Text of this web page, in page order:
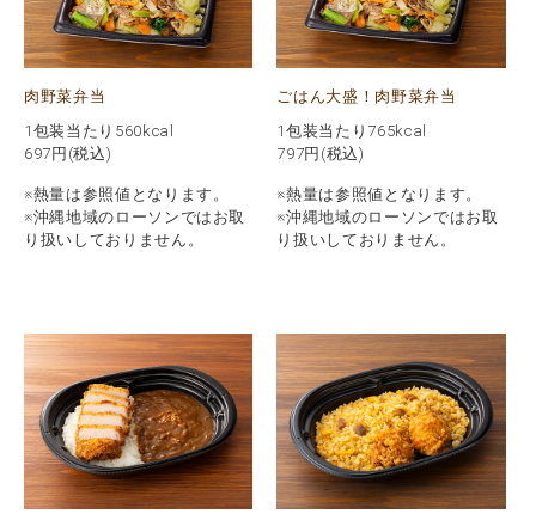
肉野菜弁当
1包装当たり560kcal
697 円(税込)
※熱量は参照値となります。
※沖縄地域のローソンではお取
り扱いしておりません。
ごはん大盛！肉野菜弁当
1包装当たり765kcal
797円(税込)
※熱量は参照値となります。
※沖縄地域のローソンではお取
り扱いしておりません。